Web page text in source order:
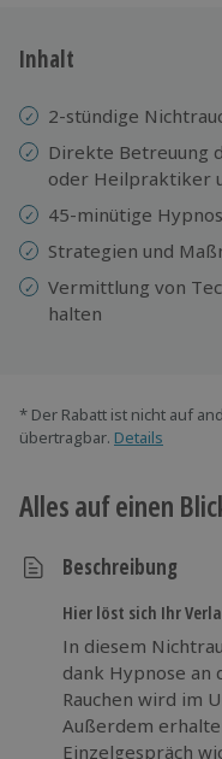
Inhalt
2-stündige
Direkte Betreuung
oder Heilpraktiker
45-minütige
Strategien und
Vermittlung von
halten
* Der Rabatt ist nicht auf
übertragbar. Details
Alles auf einen
Beschreibung
Hier löst sich Ihr
In diesem
dank Hypnose an
Rauchen wird im
Außerdem
Einzelgespräch